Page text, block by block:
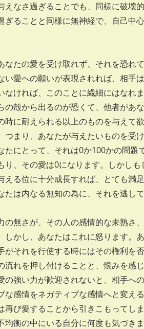
えなさ過ぎることでも、同様に破壊
ぎることと同様に無神経で、自己中
なたの愛を受け取れず、それを恐れ
い愛への願いが表現されれば、相手
なければ、このことに繊細にはなれ
の殻から出るのが恐くて、他者があ
時に耐えられる以上のものを与えて
つまり、あなたが与えたいものを受
たにとって、それは0か100かの問題
り、その愛は0になります。しかし
える位に十分成長すれば、とても満
たは内なる無知の為に、それを逃して
の無さが、その人の感情的な未熟さ
しかし、あなたはこれに怒ります。
がそれを行使する時にはその権利を
流れを押し付けることと、恨みを感
の強い力が歓迎されないと、相手へ
な感情をネガティブな感情へと変え
再び愛することから引きこもってし
均衡の中にいる自分に何度も気づき